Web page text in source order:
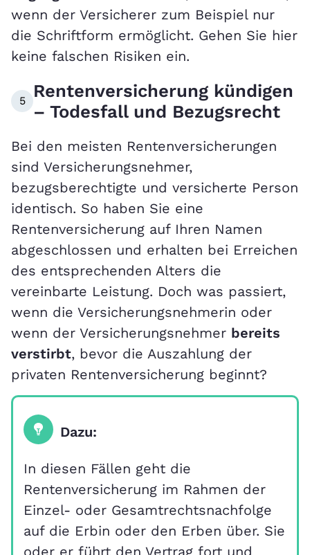
wenn der Versicherer zum Beispiel nur
die Schriftform ermöglicht. Gehen Sie hier
keine falschen Risiken ein.
5
Rentenversicherung kündigen
– Todesfall und Bezugsrecht
Bei den meisten Rentenversicherungen
sind Versicherungsnehmer,
bezugsberechtigte und versicherte Person
identisch. So haben Sie eine
Rentenversicherung auf Ihren Namen
abgeschlossen und erhalten bei Erreichen
des entsprechenden Alters die
vereinbarte Leistung. Doch was passiert,
wenn die Versicherungsnehmerin oder
wenn der Versicherungsnehmer bereits
verstirbt, bevor die Auszahlung der
privaten Rentenversicherung beginnt?
Dazu:
In diesen Fällen geht die
Rentenversicherung im Rahmen der
Einzel- oder Gesamtrechtsnachfolge
auf die Erbin oder den Erben über. Sie
oder er führt den Vertrag fort und